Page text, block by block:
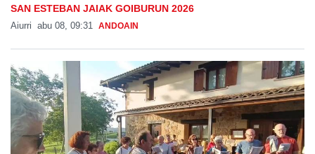
SAN ESTEBAN JAIAK GOIBURUN 2026
Aiurri abu 08, 09:31 ANDOAIN